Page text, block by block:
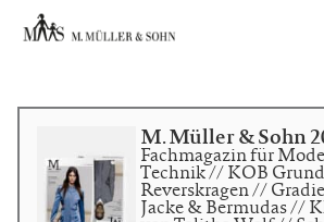
M. Müller & Sohn
Fachmagazin für
Technik // KOB
Reverskragen //
Jacke & Bermudas //